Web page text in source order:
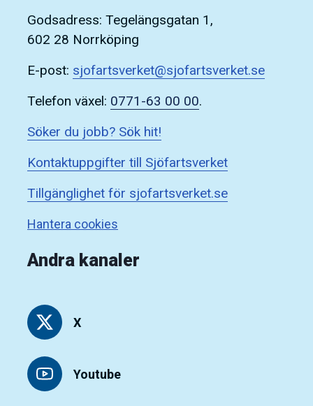
Godsadress: Tegelängsgatan 1,
602 28 Norrköping
E-post: sjofartsverket@sjofartsverket.se
Telefon växel: 0771-63 00 00.
Söker du jobb? Sök hit!
Kontaktuppgifter till Sjöfartsverket
Tillgänglighet för sjofartsverket.se
Hantera cookies
Andra kanaler
X
Youtube